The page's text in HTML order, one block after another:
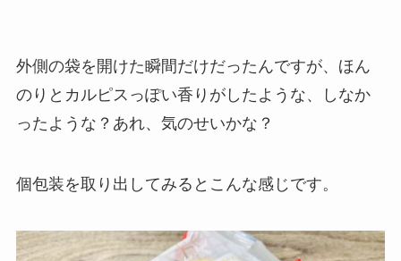
外側の袋を開けた瞬間だけだったんですが、ほん
のりとカルピスっぽい香りがしたような、しなか
ったような？あれ、気のせいかな？
個包装を取り出してみるとこんな感じです。